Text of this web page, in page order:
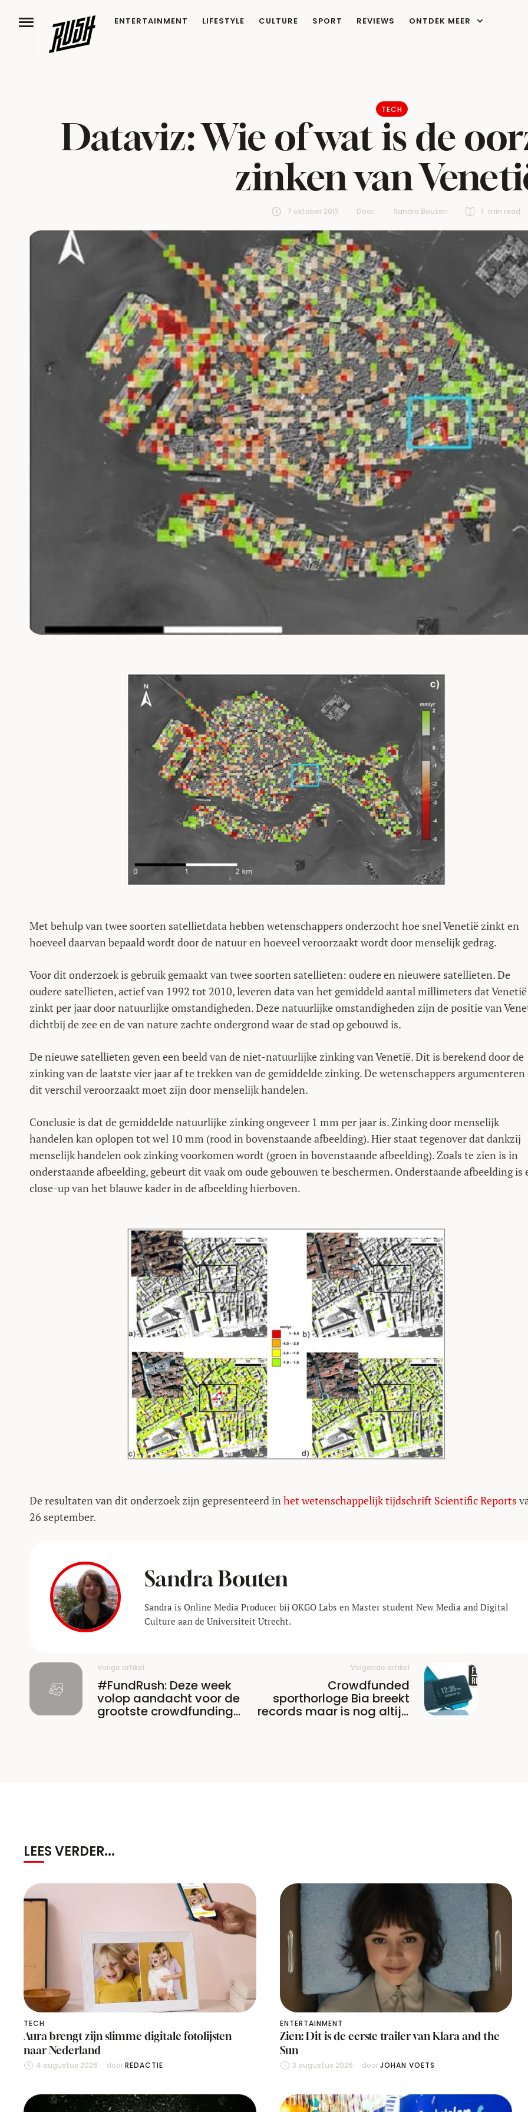
ENTERTAINMENT LIFESTYLE CULTURE SPORT REVIEWS ONTDEK MEER
TECH
Dataviz: Wie of wat is de
zinken van
7 oktober 2013 Door: Sandra Bouten 1 min read
Met behulp van twee soorten satellietdata hebben wetenschappers onderzocht hoe snel Venetië zinkt en
hoeveel daarvan bepaald wordt door de natuur en hoeveel veroorzaakt wordt door menselijk gedrag.
Voor dit onderzoek is gebruik gemaakt van twee soorten satellieten: oudere en nieuwere satellieten. De
oudere satellieten, actief van 1992 tot 2010, leveren data van het gemiddeld aantal millimeters dat Venetië
zinkt per jaar door natuurlijke omstandigheden. Deze natuurlijke omstandigheden zijn de positie van
dichtbij de zee en de van nature zachte ondergrond waar de stad op gebouwd is.
De nieuwe satellieten geven een beeld van de niet-natuurlijke zinking van Venetië. Dit is berekend door de
zinking van de laatste vier jaar af te trekken van de gemiddelde zinking. De wetenschappers argumenteren
dit verschil veroorzaakt moet zijn door menselijk handelen.
Conclusie is dat de gemiddelde natuurlijke zinking ongeveer 1 mm per jaar is. Zinking door menselijk
handelen kan oplopen tot wel 10 mm (rood in bovenstaande afbeelding). Hier staat tegenover dat dankzij
menselijk handelen ook zinking voorkomen wordt (groen in bovenstaande afbeelding). Zoals te zien is in
onderstaande afbeelding, gebeurt dit vaak om oude gebouwen te beschermen. Onderstaande afbeelding is
close-up van het blauwe kader in de afbeelding hierboven.
De resultaten van dit onderzoek zijn gepresenteerd inhet wetenschappelijk tijdschrift Scientific Reports
26 september.
Sandra Bouten
Sandra is Online Media Producer bij OKGO Labs en Master student New Media and Digital
Culture aan de Universiteit Utrecht.
Vorige artikel
#FundRush: Deze week
volop aandacht voor de
grootste crowdfunding
Volgende artikel
Crowdfunded
sporthorloge Bia breekt
records maar is nog altijd
LEES VERDER...
TECH
Aura brengt zijn slimme digitale fotolijsten
naar Nederland
4 augustus 2026 door REDACTIE
ENTERTAINMENT
Zien: Dit is de eerste trailer van Klara and the
Sun
3 augustus 2026 door JOHAN VOETS